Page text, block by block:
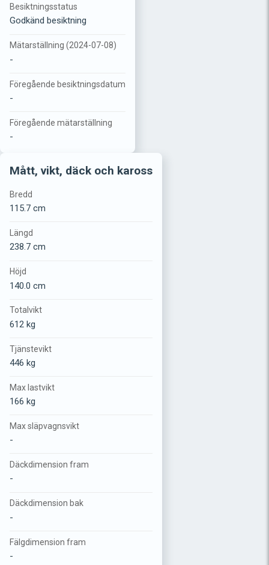
Besiktningsstatus
Godkänd besiktning
Mätarställning (2024-07-08)
-
Föregående besiktningsdatum
-
Föregående mätarställning
-
Mått, vikt, däck och kaross
Bredd
115.7 cm
Längd
238.7 cm
Höjd
140.0 cm
Totalvikt
612 kg
Tjänstevikt
446 kg
Max lastvikt
166 kg
Max släpvagnsvikt
-
Däckdimension fram
-
Däckdimension bak
-
Fälgdimension fram
-